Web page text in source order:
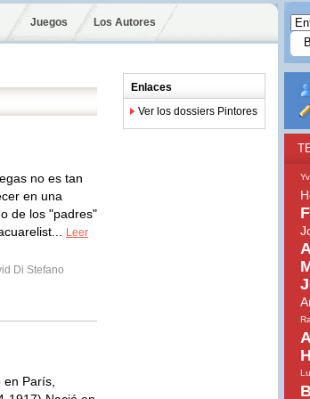
Juegos Los Autores
no es tan
en una
de los "padres"
Leer
Di Stefano
París,
Enlaces
Ver los dossiers Pintores